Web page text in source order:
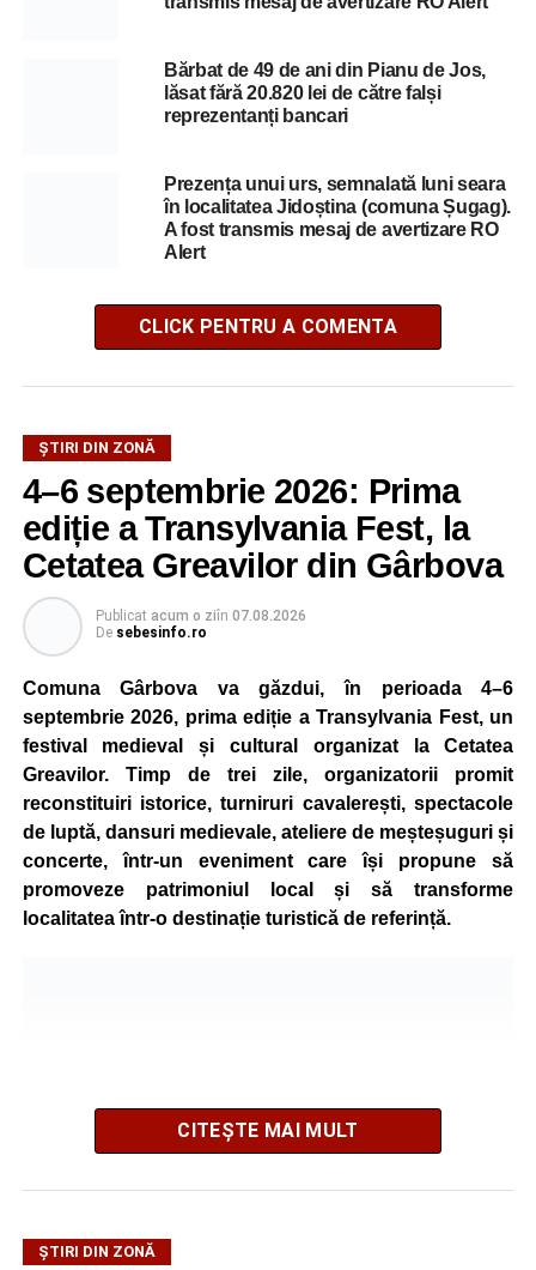
Bărbat de 49 de ani din Pianu de Jos,
lăsat fără 20.820 lei de către falși
reprezentanți bancari
Prezența unui urs, semnalată luni seara
în localitatea Jidoștina (comuna Șugag).
A fost transmis mesaj de avertizare RO
Alert
CLICK PENTRU A COMENTA
ȘTIRI DIN ZONĂ
4–6 septembrie 2026: Prima
ediție a Transylvania Fest, la
Cetatea Greavilor din Gârbova
Publicat acum o ziîn 07.08.2026
De sebesinfo.ro
Comuna Gârbova va găzdui, în perioada 4–6
septembrie 2026, prima ediție a Transylvania Fest, un
festival medieval și cultural organizat la Cetatea
Greavilor. Timp de trei zile, organizatorii promit
reconstituiri istorice, turniruri cavalerești, spectacole
de luptă, dansuri medievale, ateliere de meșteșuguri și
concerte, într-un eveniment care își propune să
promoveze patrimoniul local și să transforme
localitatea într-o destinație turistică de referință.
CITEȘTE MAI MULT
ȘTIRI DIN ZONĂ